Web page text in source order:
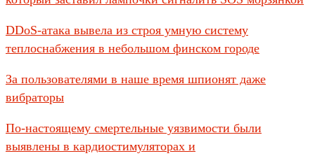
DDoS-атака вывела из строя умную систему
теплоснабжения в небольшом финском городе
За пользователями в наше время шпионят даже
вибраторы
По-настоящему смертельные уязвимости были
выявлены в кардиостимуляторах и